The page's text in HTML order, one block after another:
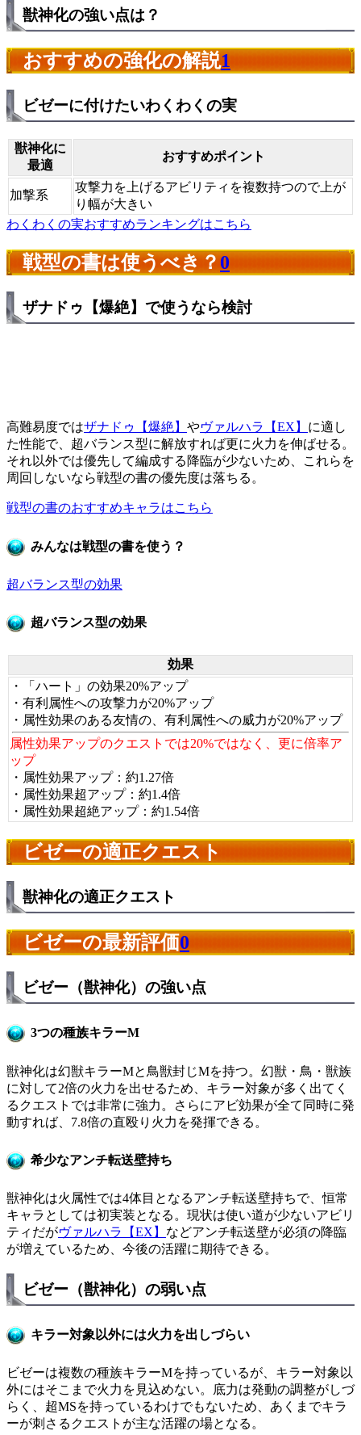
獣神化の強い点は？
おすすめの強化の解説1
ビゼーに付けたいわくわくの実
獣神化に
最適
おすすめポイント
加撃系
攻撃力を上げるアビリティを複数持つので上が
り幅が大きい
わくわくの実おすすめランキングはこちら
戦型の書は使うべき？0
ザナドゥ【爆絶】で使うなら検討
高難易度ではザナドゥ【爆絶】 やヴァルハラ【EX】 に適し
た性能で、超バランス型に解放すれば更に火力を伸ばせる。
それ以外では優先して編成する降臨が少ないため、これらを
周回しないなら戦型の書の優先度は落ちる。
戦型の書のおすすめキャラはこちら
みんなは戦型の書を使う？
超バランス型の効果
超バランス型の効果
効果
・「ハート」の効果20%アップ
・有利属性への攻撃力が20%アップ
・属性効果のある友情の、有利属性への威力が20%アップ
属性効果アップのクエストでは20%ではなく、更に倍率ア
ップ
・属性効果アップ：約1.27倍
・属性効果超アップ：約1.4倍
・属性効果超絶アップ：約1.54倍
ビゼーの適正クエスト
獣神化の適正クエスト
ビゼーの最新評価0
ビゼー（獣神化）の強い点
3つの種族キラーM
獣神化は幻獣キラーMと鳥獣封じMを持つ。幻獣・鳥・獣族
に対して2倍の火力を出せるため、キラー対象が多く出てく
るクエストでは非常に強力。さらにアビ効果が全て同時に発
動すれば、7.8倍の直殴り火力を発揮できる。
希少なアンチ転送壁持ち
獣神化は火属性では4体目となるアンチ転送壁持ちで、恒常
キャラとしては初実装となる。現状は使い道が少ないアビリ
ティだがヴァルハラ【EX】 などアンチ転送壁が必須の降臨
が増えているため、今後の活躍に期待できる。
ビゼー（獣神化）の弱い点
キラー対象以外には火力を出しづらい
ビゼーは複数の種族キラーMを持っているが、キラー対象以
外にはそこまで火力を見込めない。底力は発動の調整がしづ
らく、超MSを持っているわけでもないため、あくまでキラ
ーが刺さるクエストが主な活躍の場となる。